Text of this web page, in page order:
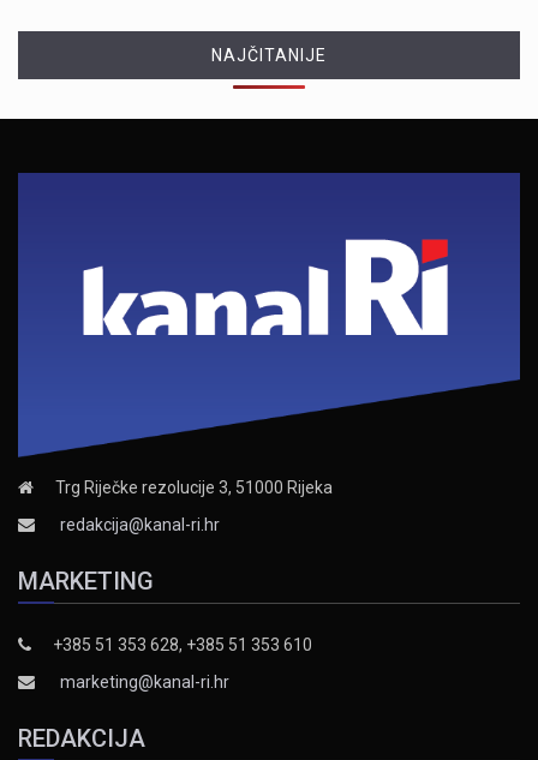
NAJČITANIJE
Trg Riječke rezolucije 3, 51000 Rijeka
redakcija@kanal-ri.hr
MARKETING
+385 51 353 628, +385 51 353 610
marketing@kanal-ri.hr
REDAKCIJA